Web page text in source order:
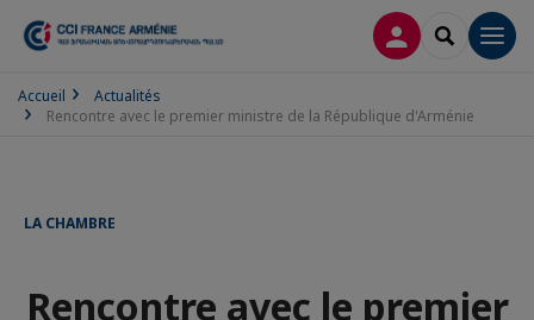
CONNEXION
Accueil
Actualités
Rencontre avec le premier ministre de la République d'Arménie
LA CHAMBRE
Rencontre avec le premier